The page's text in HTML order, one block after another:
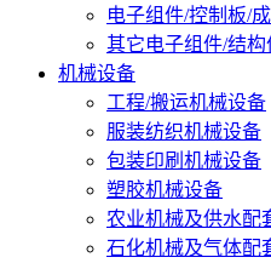
电子组件/控制板/
其它电子组件/结
机械设备
工程/搬运机械设备
服装纺织机械设备
包装印刷机械设备
塑胶机械设备
农业机械及供水配
石化机械及气体配